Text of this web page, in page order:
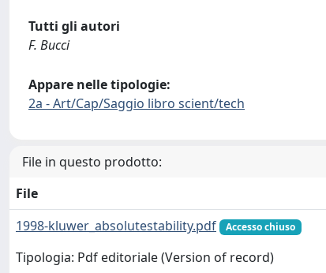
Tutti gli autori
F. Bucci
Appare nelle tipologie:
2a - Art/Cap/Saggio libro scient/tech
File in questo prodotto:
File
1998-kluwer_absolutestability.pdf
Accesso chiuso
Tipologia: Pdf editoriale (Version of record)